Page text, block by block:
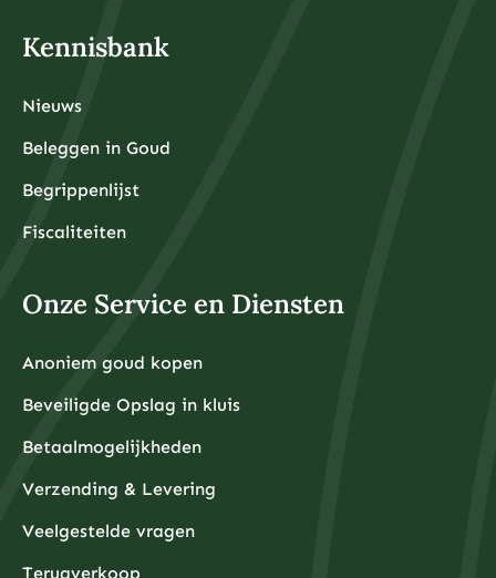
Kennisbank
Nieuws
Beleggen in Goud
Begrippenlijst
Fiscaliteiten
Onze Service en Diensten
Anoniem goud kopen
Beveiligde Opslag in kluis
Betaalmogelijkheden
Verzending & Levering
Veelgestelde vragen
Terugverkoop